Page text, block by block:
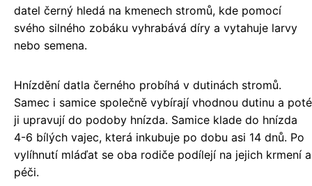
datel černý hledá na kmenech stromů, kde pomocí
svého silného zobáku vyhrabává díry a vytahuje larvy
nebo semena.
Hnízdění datla černého probíhá v dutinách stromů.
Samec i samice společně vybírají vhodnou dutinu a poté
ji upravují do podoby hnízda. Samice klade do hnízda
4-6 bílých vajec, která inkubuje po dobu asi 14 dnů. Po
vylíhnutí mláďat se oba rodiče podílejí na jejich krmení a
péči.